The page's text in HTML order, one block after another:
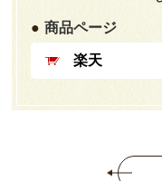
商品ページ
楽天